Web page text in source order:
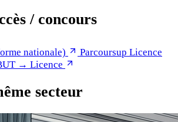
/ concours
nationale)
Parcoursup Licence
→ Licence
secteur